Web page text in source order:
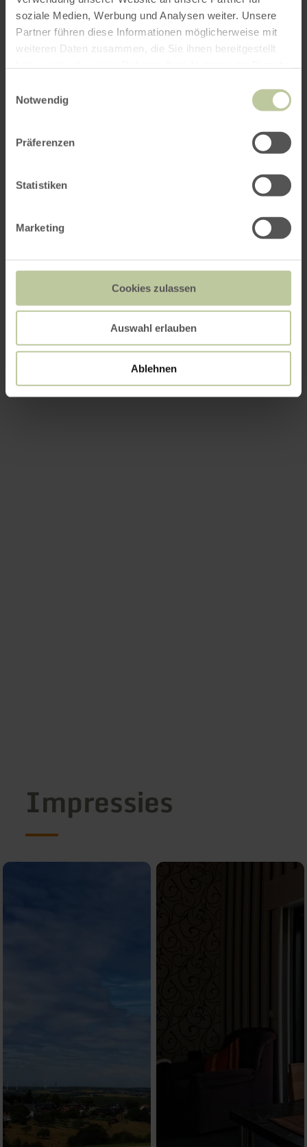
soziale Medien, Werbung und Analysen weiter. Unsere
Partner führen diese Informationen möglicherweise mit
weiteren Daten zusammen, die Sie ihnen bereitgestellt
Notwendig
Präferenzen
Statistiken
Marketing
Cookies zulassen
Auswahl erlauben
Ablehnen
Impressies